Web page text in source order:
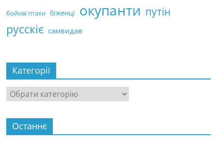
бойові птахи біженці окупанти путін
русскіє самвидав
Категорії
Останнє